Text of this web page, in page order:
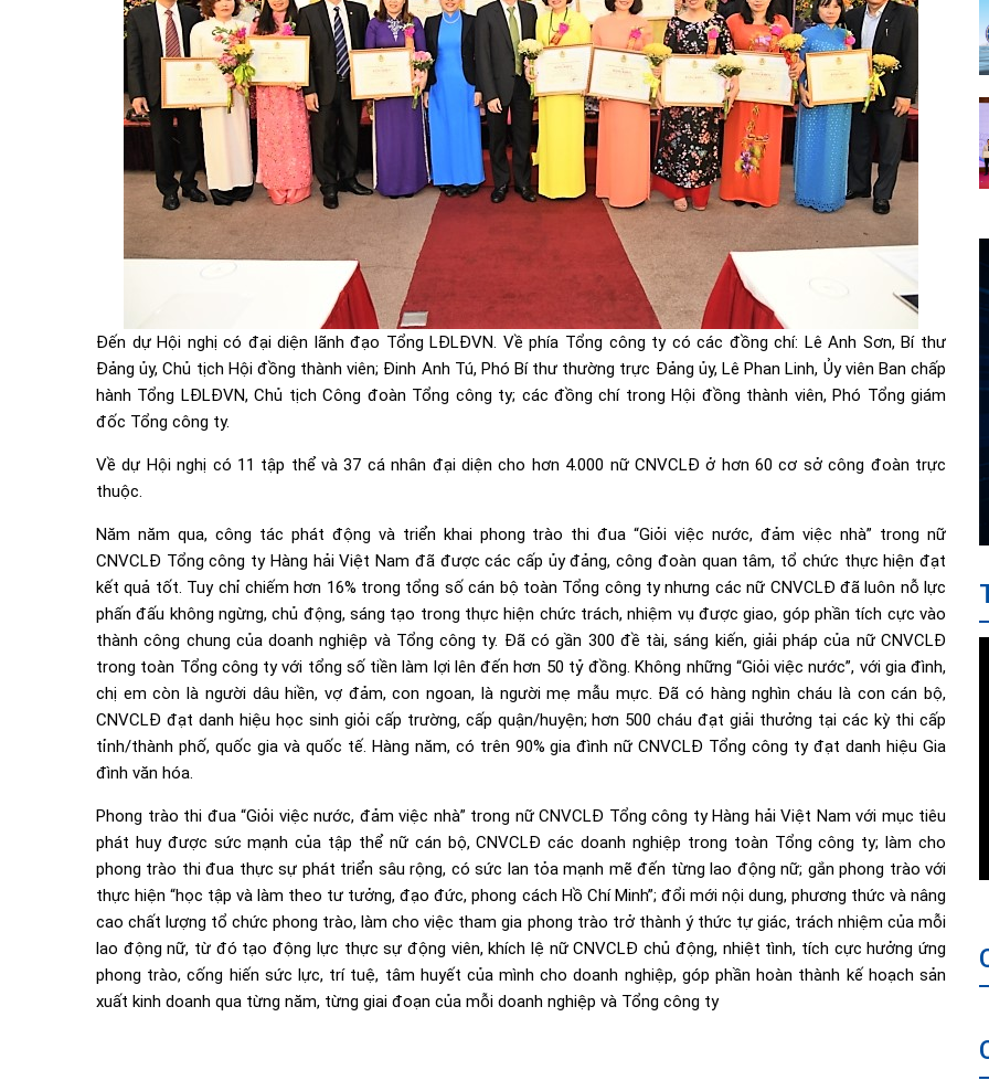
Đến dự Hội nghị có đại diện lãnh đạo Tổng LĐLĐVN. Về phía Tổng công ty có các đồng chí: Lê Anh Sơn, Bí thư
Đảng ủy, Chủ tịch Hội đồng thành viên; Đinh Anh Tú, Phó Bí thư thường trực Đảng ủy, Lê Phan Linh, Ủy viên Ban chấp
hành Tổng LĐLĐVN, Chủ tịch Công đoàn Tổng công ty; các đồng chí trong Hội đồng thành viên, Phó Tổng giám
đốc Tổng công ty.
Về dự Hội nghị có 11 tập thể và 37 cá nhân đại diện cho hơn 4.000 nữ CNVCLĐ ở hơn 60 cơ sở công đoàn trực
thuộc.
Năm năm qua, công tác phát động và triển khai phong trào thi đua “Giỏi việc nước, đảm việc nhà” trong nữ
CNVCLĐ Tổng công ty Hàng hải Việt Nam đã được các cấp ủy đảng, công đoàn quan tâm, tổ chức thực hiện đạt
kết quả tốt. Tuy chỉ chiếm hơn 16% trong tổng số cán bộ toàn Tổng công ty nhưng các nữ CNVCLĐ đã luôn nỗ lực
phấn đấu không ngừng, chủ động, sáng tạo trong thực hiện chức trách, nhiệm vụ được giao, góp phần tích cực vào
thành công chung của doanh nghiệp và Tổng công ty. Đã có gần 300 đề tài, sáng kiến, giải pháp của nữ CNVCLĐ
trong toàn Tổng công ty với tổng số tiền làm lợi lên đến hơn 50 tỷ đồng. Không những “Giỏi việc nước”, với gia đình,
chị em còn là người dâu hiền, vợ đảm, con ngoan, là người mẹ mẫu mực. Đã có hàng nghìn cháu là con cán bộ,
CNVCLĐ đạt danh hiệu học sinh giỏi cấp trường, cấp quận/huyện; hơn 500 cháu đạt giải thưởng tại các kỳ thi cấp
tỉnh/thành phố, quốc gia và quốc tế. Hàng năm, có trên 90% gia đình nữ CNVCLĐ Tổng công ty đạt danh hiệu Gia
đình văn hóa.
Phong trào thi đua “Giỏi việc nước, đảm việc nhà” trong nữ CNVCLĐ Tổng công ty Hàng hải Việt Nam với mục tiêu
phát huy được sức mạnh của tập thể nữ cán bộ, CNVCLĐ các doanh nghiệp trong toàn Tổng công ty; làm cho
phong trào thi đua thực sự phát triển sâu rộng, có sức lan tỏa mạnh mẽ đến từng lao động nữ; gắn phong trào với
thực hiện “học tập và làm theo tư tưởng, đạo đức, phong cách Hồ Chí Minh”; đổi mới nội dung, phương thức và nâng
cao chất lượng tổ chức phong trào, làm cho việc tham gia phong trào trở thành ý thức tự giác, trách nhiệm của mỗi
lao động nữ, từ đó tạo động lực thực sự động viên, khích lệ nữ CNVCLĐ chủ động, nhiệt tình, tích cực hưởng ứng
phong trào, cống hiến sức lực, trí tuệ, tâm huyết của mình cho doanh nghiệp, góp phần hoàn thành kế hoạch sản
xuất kinh doanh qua từng năm, từng giai đoạn của mỗi doanh nghiệp và Tổng công ty